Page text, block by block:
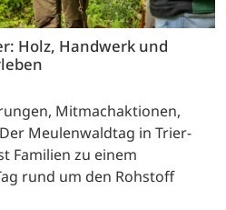
Holz, Handwerk und
Mitmachaktionen,
Meulenwaldtag in Trier-
Familien zu einem
rund um den Rohstoff